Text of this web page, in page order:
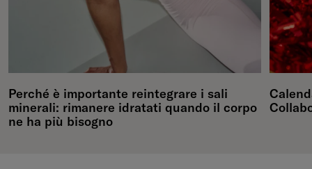
Perché è importante reintegrare i sali
minerali: rimanere idratati quando il corpo
ne ha più bisogno